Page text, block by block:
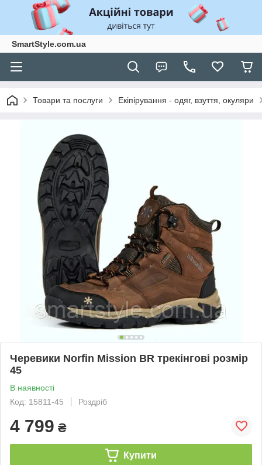
SmartStyle.com.ua
Товари та послуги Екіпірування - одяг, взуття, окуляри
Черевики Norfin Mission BR трекінгові розмір
45
В наявності
Код: 15811-45
Роздріб
4 799 ₴
Купити